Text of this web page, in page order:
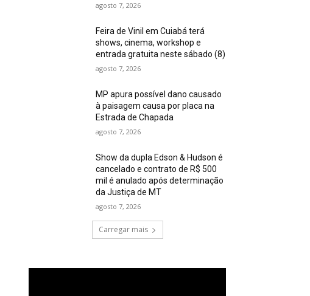
agosto 7, 2026
Feira de Vinil em Cuiabá terá
shows, cinema, workshop e
entrada gratuita neste sábado (8)
agosto 7, 2026
MP apura possível dano causado
à paisagem causa por placa na
Estrada de Chapada
agosto 7, 2026
Show da dupla Edson & Hudson é
cancelado e contrato de R$ 500
mil é anulado após determinação
da Justiça de MT
agosto 7, 2026
Carregar mais